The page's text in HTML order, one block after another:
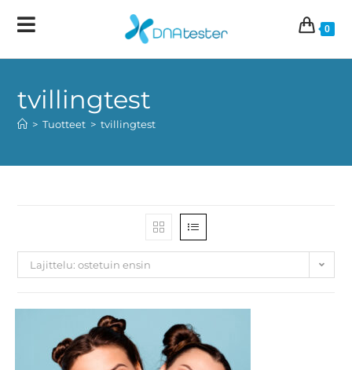
0
tvillingtest
> Tuotteet > tvillingtest
Lajittelu: ostetuin ensin